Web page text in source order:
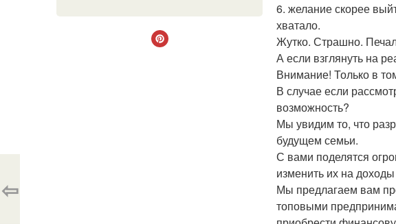
6. желание скорее
хватало.
Жутко. Страшно.
А если взглянуть на
Внимание! Только в
В случае если
возможность?
Мы увидим то, что
будущем семьи.
С вами поделятся
изменить их на
Мы предлагаем вам
топовыми
⇦